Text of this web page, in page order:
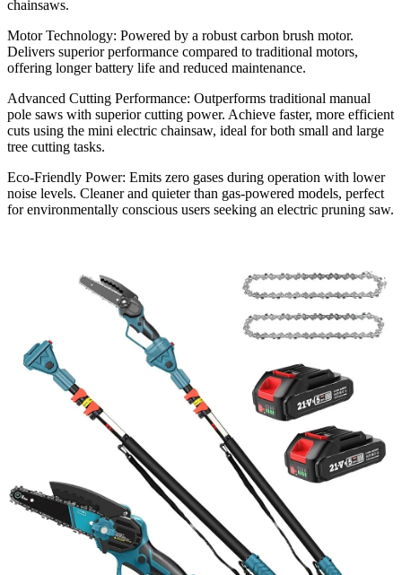
chainsaws.
Motor Technology: Powered by a robust carbon brush motor.
Delivers superior performance compared to traditional motors,
offering longer battery life and reduced maintenance.
Advanced Cutting Performance: Outperforms traditional manual
pole saws with superior cutting power. Achieve faster, more efficient
cuts using the mini electric chainsaw, ideal for both small and large
tree cutting tasks.
Eco-Friendly Power: Emits zero gases during operation with lower
noise levels. Cleaner and quieter than gas-powered models, perfect
for environmentally conscious users seeking an electric pruning saw.